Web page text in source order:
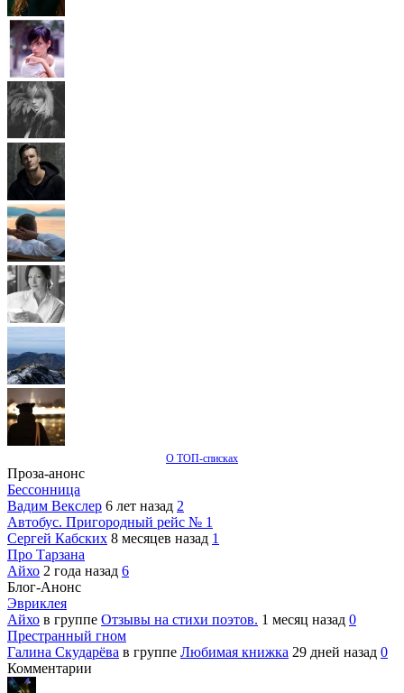
О ТОП-списках
Проза-анонс
Бессонница
Вадим Векслер 6 лет назад 2
Автобус. Пригородный рейс № 1
Сергей Кабских 8 месяцев назад 1
Про Тарзана
Айхо 2 года назад 6
Блог-Анонс
Эвриклея
Айхо в группе Отзывы на стихи поэтов. 1 месяц назад 0
Престранный гном
Галина Скударёва в группе Любимая книжка 29 дней назад 0
Комментарии